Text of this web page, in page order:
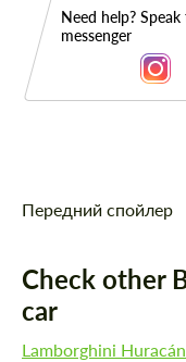
Need help?
messenger
Описание
Передний спойлер
Check other
car
Lamborghini